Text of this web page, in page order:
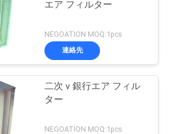
エア フィルター
NEGOATION MOQ:1pcs
連絡先
二次 v 銀行エア フィル
ター
NEGOATION MOQ:1pcs